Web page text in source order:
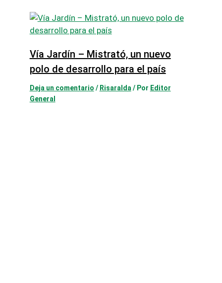
Vía Jardín – Mistrató, un nuevo
polo de desarrollo para el país
Deja un comentario / Risaralda / Por Editor
General